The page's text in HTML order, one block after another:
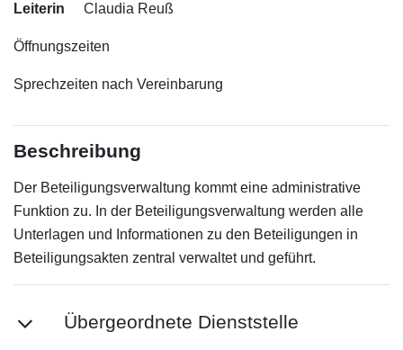
Leiterin Claudia Reuß
Öffnungszeiten
Sprechzeiten nach Vereinbarung
Beschreibung
Der Beteiligungsverwaltung kommt eine administrative
Funktion zu. In der Beteiligungsverwaltung werden alle
Unterlagen und Informationen zu den Beteiligungen in
Beteiligungsakten zentral verwaltet und geführt.
Übergeordnete Dienststelle